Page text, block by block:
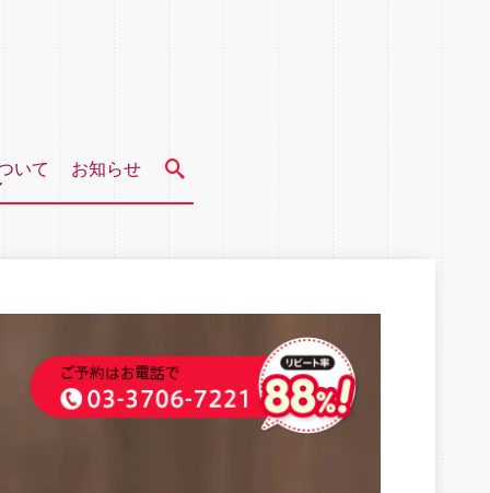
いて お知らせ